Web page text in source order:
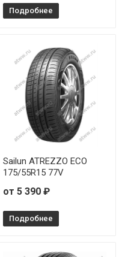
Подробнее
Sailun ATREZZO ECO
175/55R15 77V
от 5 390 ₽
Подробнее